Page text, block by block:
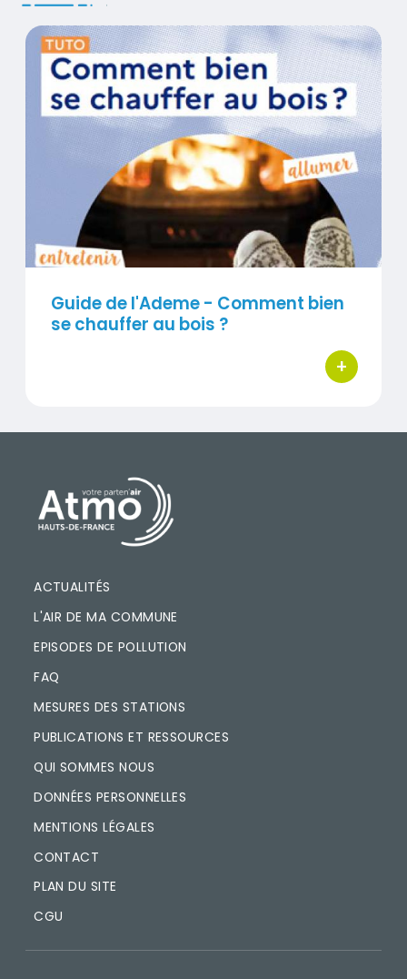
Contenu
Titre
Guide de l'Ademe - Comment bien se chauffer
Guide de l'Ademe - Comment bien
se chauffer au bois ?
+
bouton
PIED DE PAGE
ACTUALITÉS
L'AIR DE MA COMMUNE
EPISODES DE POLLUTION
FAQ
MESURES DES STATIONS
PUBLICATIONS ET RESSOURCES
QUI SOMMES NOUS
DONNÉES PERSONNELLES
MENTIONS LÉGALES
CONTACT
PLAN DU SITE
CGU